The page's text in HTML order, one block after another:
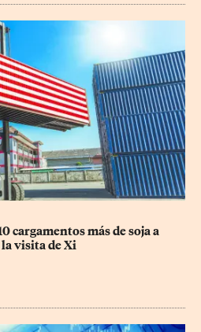
cargamentos más de soja a
la visita de Xi